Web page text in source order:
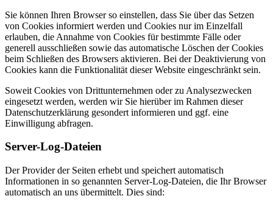
Sie können Ihren Browser so einstellen, dass Sie über das Setzen
von Cookies informiert werden und Cookies nur im Einzelfall
erlauben, die Annahme von Cookies für bestimmte Fälle oder
generell ausschließen sowie das automatische Löschen der Cookies
beim Schließen des Browsers aktivieren. Bei der Deaktivierung von
Cookies kann die Funktionalität dieser Website eingeschränkt sein.
Soweit Cookies von Drittunternehmen oder zu Analysezwecken
eingesetzt werden, werden wir Sie hierüber im Rahmen dieser
Datenschutzerklärung gesondert informieren und ggf. eine
Einwilligung abfragen.
Server-Log-Dateien
Der Provider der Seiten erhebt und speichert automatisch
Informationen in so genannten Server-Log-Dateien, die Ihr Browser
automatisch an uns übermittelt. Dies sind: